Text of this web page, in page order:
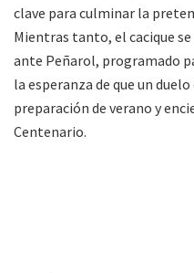
clave para culminar la
Mientras tanto, el cacique
ante Peñarol, programado
la esperanza de que un
preparación de verano y
Centenario.